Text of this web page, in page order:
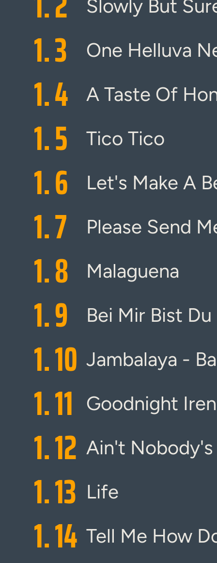
Slowly But
1.3 One Helluva
1.4 A Taste Of
1.5 Tico Tico
1.6 Let's Make A
1.7 Please Send
1.8 Malaguena
1.9 Bei Mir Bist
1.10 Jambalaya -
1.11 Goodnight
1.12 Ain't Nobody's
1.13 Life
1.14 Tell Me How